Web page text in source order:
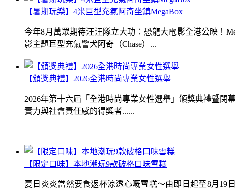
【暑期玩樂】4米巨型充氣阿奇坐鎮MegaBox
今年8月萬眾期待汪汪隊立大功：恐龍大電影全港公映！
影主題巨型充氣警犬阿奇（Chase）...
【限定口味】本地潮玩9款破格口味雪糕
夏日炎炎當然要食返杯涼透心嘅雪糕～由即日起至8月19
【頒獎典禮】2026全港時尚專業女性選舉
2026年第十六屆「全港時尚專業女性選舉」頒獎典禮暨
實力與社會責任感的得獎者......